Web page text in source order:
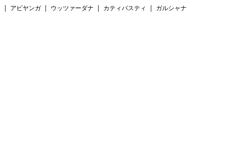
アビヤンガ ウッツァーダナ カティバスティ
ガルシャナ